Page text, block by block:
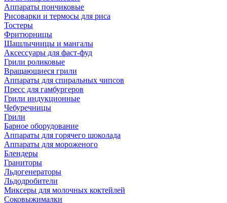
Аппараты пончиковые
Рисоварки и термосы для риса
Тостеры
Фритюрницы
Шашлычницы и мангалы
Аксессуары для фаст-фуд
Грили роликовые
Вращающиеся грили
Аппараты для спиральных чипсов
Пресс для гамбургеров
Грили индукционные
Чебуречницы
Грили
Барное оборудование
Аппараты для горячего шоколада
Аппараты для мороженого
Блендеры
Граниторы
Льдогенераторы
Льдодробители
Миксеры для молочных коктейлей
Соковыжималки